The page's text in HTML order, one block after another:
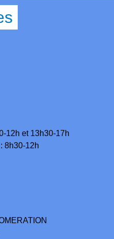
12h et 13h30-17h
8h30-12h